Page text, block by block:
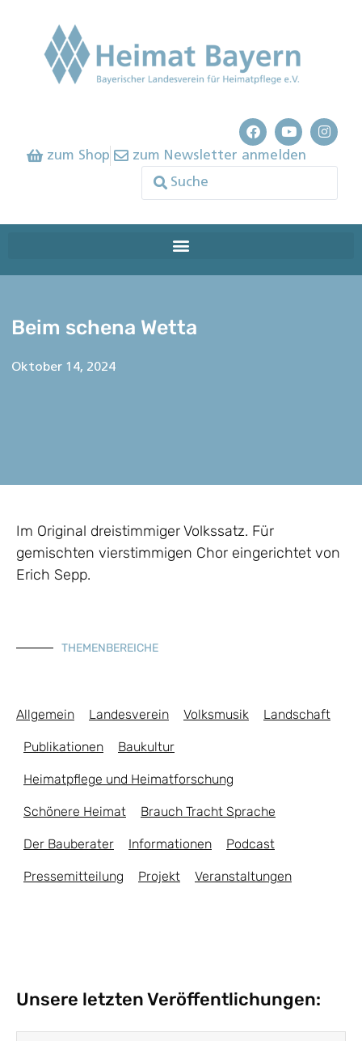
zum Shop zum Newsletter anmelden
Beim schena Wetta
Oktober 14, 2024
Im Original dreistimmiger Volkssatz. Für
gemischten vierstimmigen Chor eingerichtet von
Erich Sepp.
THEMENBEREICHE
Allgemein Landesverein Volksmusik Landschaft
Publikationen Baukultur
Heimatpflege und Heimatforschung
Schönere Heimat Brauch Tracht Sprache
Der Bauberater Informationen Podcast
Pressemitteilung Projekt Veranstaltungen
Unsere letzten Veröffentlichungen: